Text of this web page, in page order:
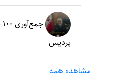
پردیس
مشاهده همه